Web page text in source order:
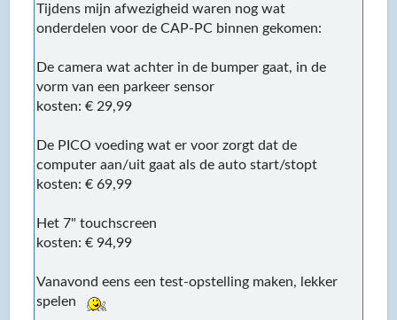
Tijdens mijn afwezigheid waren nog wat
onderdelen voor de CAP-PC binnen gekomen:
De camera wat achter in de bumper gaat, in de
vorm van een parkeer sensor
kosten: € 29,99
De PICO voeding wat er voor zorgt dat de
computer aan/uit gaat als de auto start/stopt
kosten: € 69,99
Het 7" touchscreen
kosten: € 94,99
Vanavond eens een test-opstelling maken, lekker
spelen